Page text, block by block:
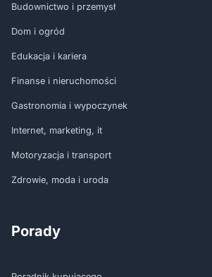
Budownictwo i przemysł
Dom i ogród
Edukacja i kariera
Finanse i nieruchomości
Gastronomia i wypoczynek
Internet, marketing, it
Motoryzacja i transport
Zdrowie, moda i uroda
Porady